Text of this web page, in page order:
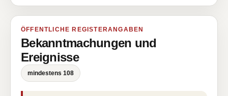
ÖFFENTLICHE REGISTERANGABEN
Bekanntmachungen und
Ereignisse
mindestens 108